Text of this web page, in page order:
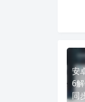
安
6
同